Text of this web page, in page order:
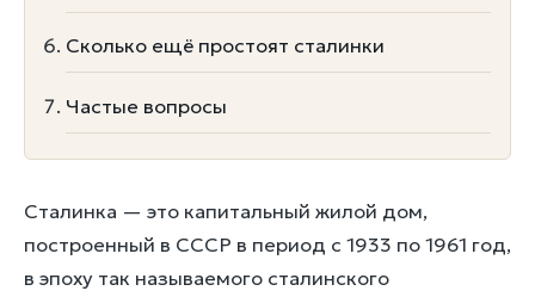
Сколько ещё простоят сталинки
Частые вопросы
Сталинка — это капитальный жилой дом,
построенный в СССР в период с 1933 по 1961 год,
в эпоху так называемого сталинского